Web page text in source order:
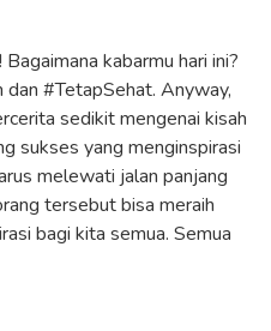
kabarmu hari ini?
dan #TetapSehat. Anyway,
sedikit mengenai kisah
sukses yang menginspirasi
melewati jalan panjang
tersebut bisa meraih
bagi kita semua. Semua